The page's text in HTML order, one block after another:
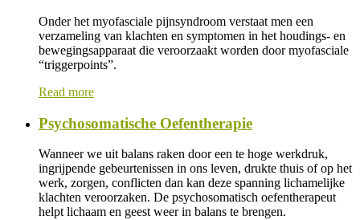
Onder het myofasciale pijnsyndroom verstaat men een
verzameling van klachten en symptomen in het houdings- en
bewegingsapparaat die veroorzaakt worden door myofasciale
“triggerpoints”.
Read more
Psychosomatische Oefentherapie
Wanneer we uit balans raken door een te hoge werkdruk,
ingrijpende gebeurtenissen in ons leven, drukte thuis of op het
werk, zorgen, conflicten dan kan deze spanning lichamelijke
klachten veroorzaken. De psychosomatisch oefentherapeut
helpt lichaam en geest weer in balans te brengen.